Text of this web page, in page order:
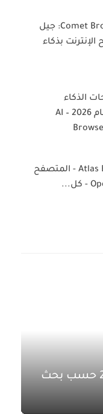
متصفح Comet Browser: جيل
بذكاء
الذكاء
الاصطناعي لعام 2026 – AI
Atlas Browser 2026 - المتصفح
أفضل مسلسلات مايو 2025 حسب بحث